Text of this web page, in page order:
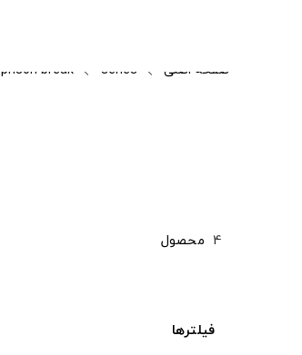
صفحه اصلی series
prison break
4 محصول
فیلترها